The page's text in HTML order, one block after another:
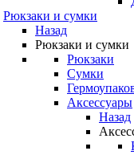
Рюкзаки и сумки
Назад
Рюкзаки и сумки
Рюкзаки
Сумки
Аксессуары
Назад